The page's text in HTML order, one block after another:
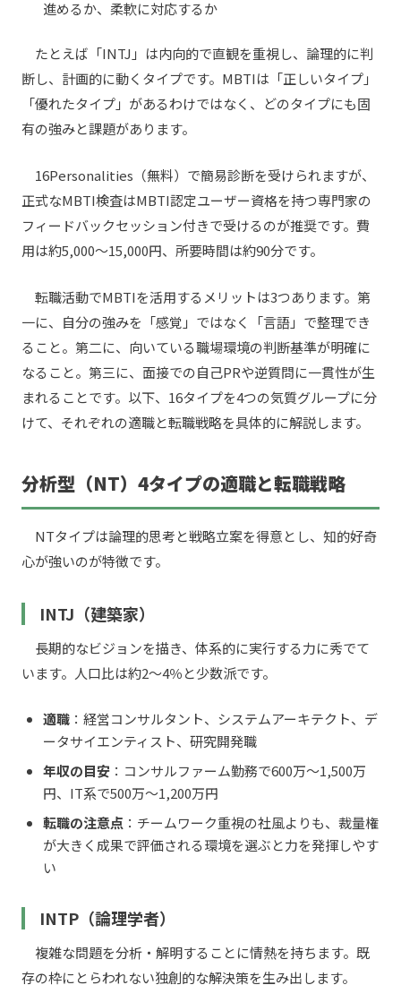
進めるか、柔軟に対応するか
たとえば「INTJ」は内向的で直観を重視し、論理的に判
断し、計画的に動くタイプです。MBTIは「正しいタイプ」
「優れたタイプ」があるわけではなく、どのタイプにも固
有の強みと課題があります。
16Personalities（無料）で簡易診断を受けられますが、
正式なMBTI検査はMBTI認定ユーザー資格を持つ専門家の
フィードバックセッション付きで受けるのが推奨です。費
用は約5,000〜15,000円、所要時間は約90分です。
転職活動でMBTIを活用するメリットは3つあります。第
一に、自分の強みを「感覚」ではなく「言語」で整理でき
ること。第二に、向いている職場環境の判断基準が明確に
なること。第三に、面接での自己PRや逆質問に一貫性が生
まれることです。以下、16タイプを4つの気質グループに分
けて、それぞれの適職と転職戦略を具体的に解説します。
分析型（NT）4タイプの適職と転職戦略
NTタイプは論理的思考と戦略立案を得意とし、知的好奇
心が強いのが特徴です。
INTJ（建築家）
長期的なビジョンを描き、体系的に実行する力に秀でて
います。人口比は約2〜4％と少数派です。
適職 ：経営コンサルタント、システムアーキテクト、デ
ータサイエンティスト、研究開発職
年収の目安 ：コンサルファーム勤務で600万〜1,500万
円、IT系で500万〜1,200万円
転職の注意点 ：チームワーク重視の社風よりも、裁量権
が大きく成果で評価される環境を選ぶと力を発揮しやす
い
INTP（論理学者）
複雑な問題を分析・解明することに情熱を持ちます。既
存の枠にとらわれない独創的な解決策を生み出します。